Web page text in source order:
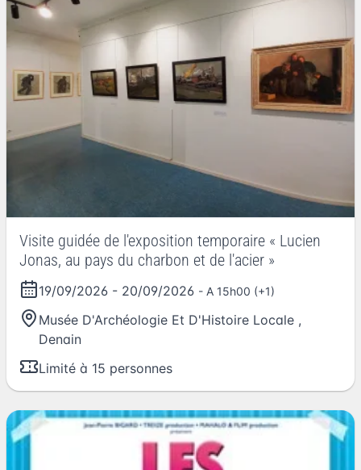
Visite guidée de l'exposition temporaire « Lucien
Jonas, au pays du charbon et de l'acier »
19/09/2026 - 20/09/2026 - A 15h00 (+1)
Musée D'Archéologie Et D'Histoire Locale ,
Denain
Limité à 15 personnes